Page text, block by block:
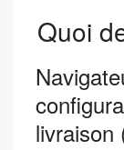
Quoi
livraison